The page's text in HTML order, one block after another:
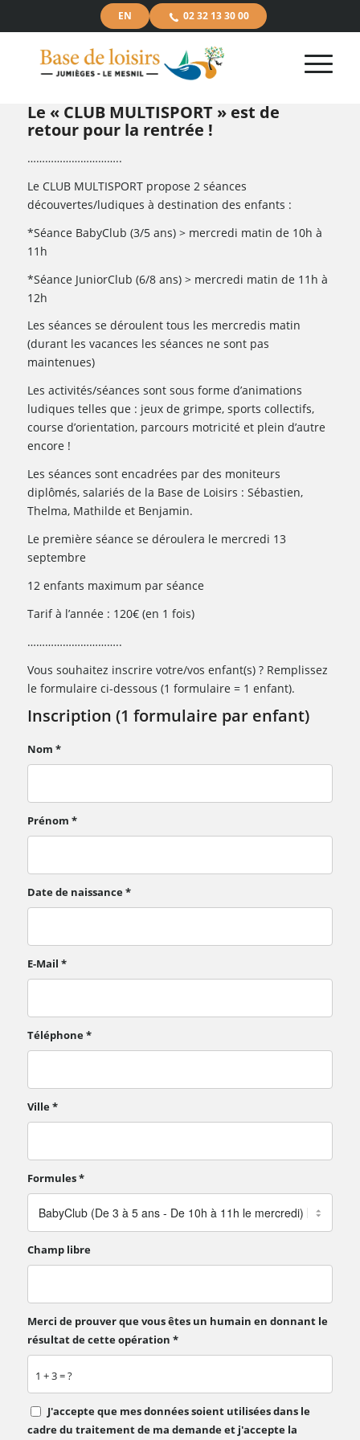
EN 02 32 13 30 00
Le « CLUB MULTISPORT » est de
retour pour la rentrée !
…………………………..
Le CLUB MULTISPORT propose 2 séances
découvertes/ludiques à destination des enfants :
*Séance BabyClub (3/5 ans) > mercredi matin de 10h à
11h
*Séance JuniorClub (6/8 ans) > mercredi matin de 11h à
12h
Les séances se déroulent tous les mercredis matin
(durant les vacances les séances ne sont pas
maintenues)
Les activités/séances sont sous forme d’animations
ludiques telles que : jeux de grimpe, sports collectifs,
course d’orientation, parcours motricité et plein d’autre
encore !
Les séances sont encadrées par des moniteurs
diplômés, salariés de la Base de Loisirs : Sébastien,
Thelma, Mathilde et Benjamin.
Le première séance se déroulera le mercredi 13
septembre
12 enfants maximum par séance
Tarif à l’année : 120€ (en 1 fois)
…………………………..
Vous souhaitez inscrire votre/vos enfant(s) ? Remplissez
le formulaire ci-dessous (1 formulaire = 1 enfant).
Inscription (1 formulaire par enfant)
Nom *
Prénom *
Date de naissance*
E-Mail *
Téléphone*
Ville*
Formules*
Champ libre
1 + 3 = ?
Merci de prouver que vous êtes un humain en donnant le
résultat de cette opération *
J'accepte que mes données soient utilisées dans le
cadre du traitement de ma demande et j'accepte la